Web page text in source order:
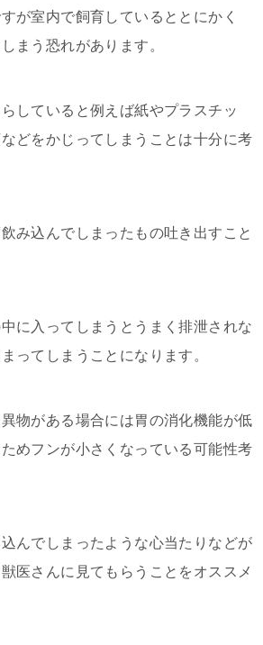
が室内で飼育しているととにかく
まう恐れがあります。
していると例えば紙やプラスチッ
どをかじってしまうことは十分に考
み込んでしまったもの吐き出すこと
に入ってしまうとうまく排泄されな
ってしまうことになります。
物がある場合には胃の消化機能が低
めフンが小さくなっている可能性考
んでしまったような心当たりなどが
医さんに見てもらうことをオススメ